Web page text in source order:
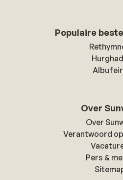
Populaire
Over
Over
Verantwoord
Pers &